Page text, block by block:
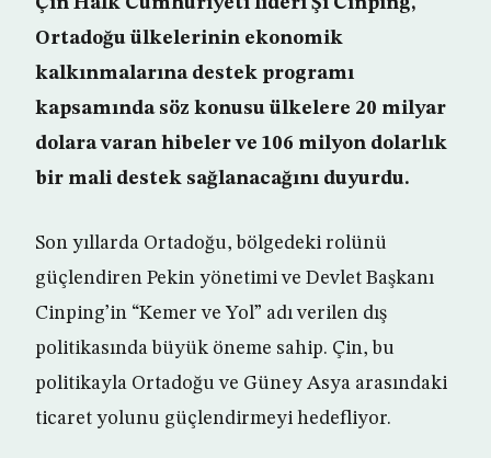
Ortadoğu ülkelerinin ekonomik
kalkınmalarına destek programı
kapsamında söz konusu ülkelere 20 milyar
dolara varan hibeler ve 106 milyon dolarlık
bir mali destek sağlanacağını duyurdu.
Son yıllarda Ortadoğu, bölgedeki rolünü
güçlendiren Pekin yönetimi ve Devlet Başkanı
Cinping’in “Kemer ve Yol” adı verilen dış
politikasında büyük öneme sahip. Çin, bu
politikayla Ortadoğu ve Güney Asya arasındaki
ticaret yolunu güçlendirmeyi hedefliyor.